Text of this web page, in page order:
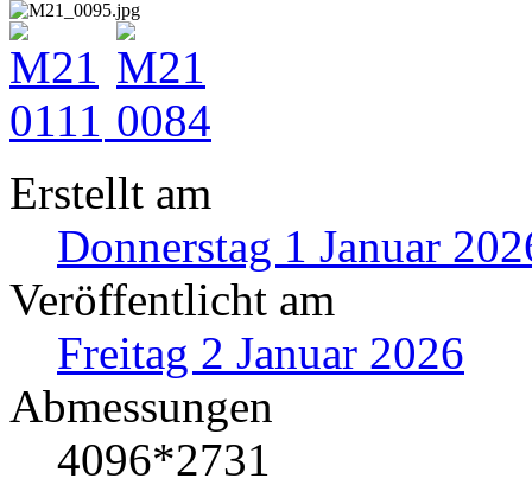
Erstellt am
Donnerstag 1 Januar
Veröffentlicht am
Freitag 2 Januar 2026
Abmessungen
4096*2731